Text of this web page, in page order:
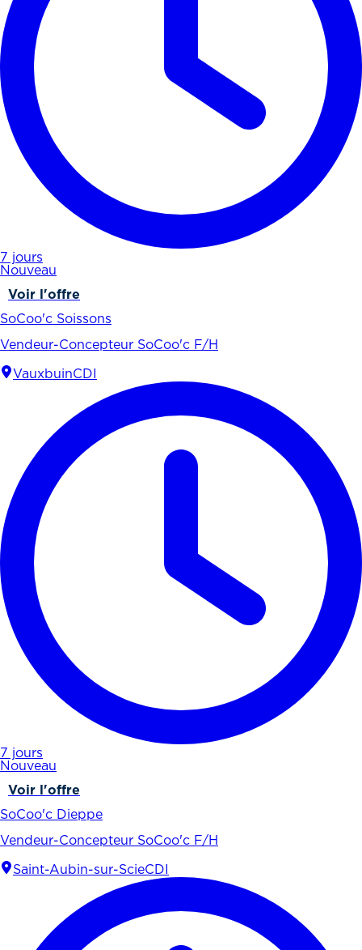
7 jours
Nouveau
Voir l'offre
SoCoo'c Soissons
Vendeur-Concepteur SoCoo'c F/H
VauxbuinCDI
7 jours
Nouveau
Voir l'offre
SoCoo'c Dieppe
Vendeur-Concepteur SoCoo'c F/H
Saint-Aubin-sur-ScieCDI